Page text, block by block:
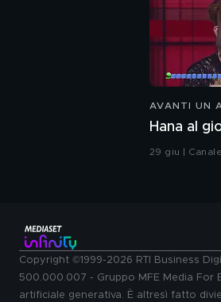
AVANTI UN
Hana al
29 giu |
Copyright ©1999-2026 RTI Business
500.000.007 - Gruppo MFE Media For
artificiale generativa. È altresì fatto